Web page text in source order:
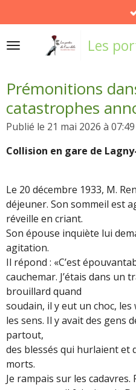
au
contenu
Les
Prémonitions
catastrophes
Publié le 21 mai 2026 à 07:49
Collision en gare de
Le 20 décembre 1933, M.
déjeuner. Son sommeil est
réveille en criant.
Son épouse inquiète lui
agitation.
Il répond : «C’est
cauchemar. J’étais dans un
brouillard quand
soudain, il y eut un choc,
les sens. Il y avait des gens
partout,
des blessés qui hurlaient et
morts.
Je rampais sur les